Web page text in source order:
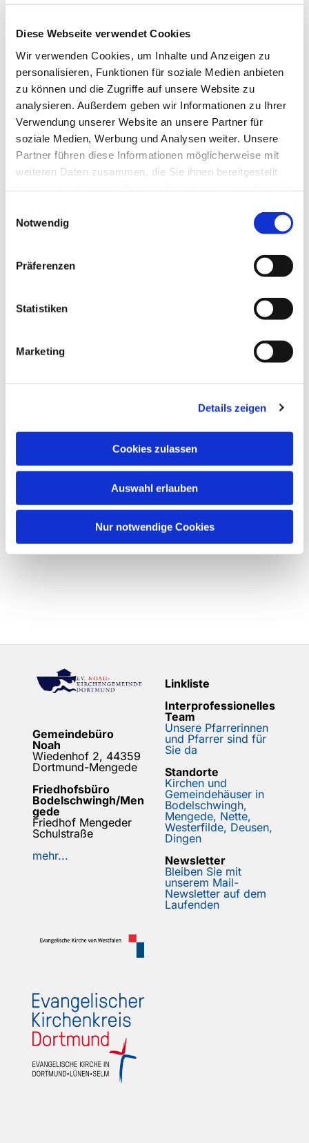
Diese Webseite verwendet Cookies
Wir verwenden Cookies, um Inhalte und Anzeigen zu
personalisieren, Funktionen für soziale Medien anbieten
zu können und die Zugriffe auf unsere Website zu
analysieren. Außerdem geben wir Informationen zu Ihrer
Verwendung unserer Website an unsere Partner für
soziale Medien, Werbung und Analysen weiter. Unsere
Partner führen diese Informationen möglicherweise mit
weiteren Daten zusammen, die Sie ihnen bereitgestellt
Notwendig
Präferenzen
Statistiken
Marketing
Details zeigen
Cookies zulassen
Auswahl erlauben
Nur notwendige Cookies
Gemeindebüro
Noah
Wiedenhof 2, 44359
Dortmund-Mengede
Friedhofsbüro
Bodelschwingh/Men
gede
Friedhof Mengeder
Schulstraße
mehr...
Linkliste
Interprofessionelles
Team
Unsere Pfarrerinnen
und Pfarrer sind für
Sie da
Standorte
Kirchen und
Gemeindehäuser in
Bodelschwingh,
Mengede, Nette,
Westerfilde, Deusen,
Dingen
Newsletter
Bleiben Sie mit
unserem Mail-
Newsletter auf dem
Laufenden